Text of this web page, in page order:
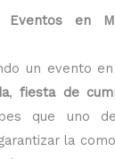
Eventos en
un evento
,fiesta de
que uno
la